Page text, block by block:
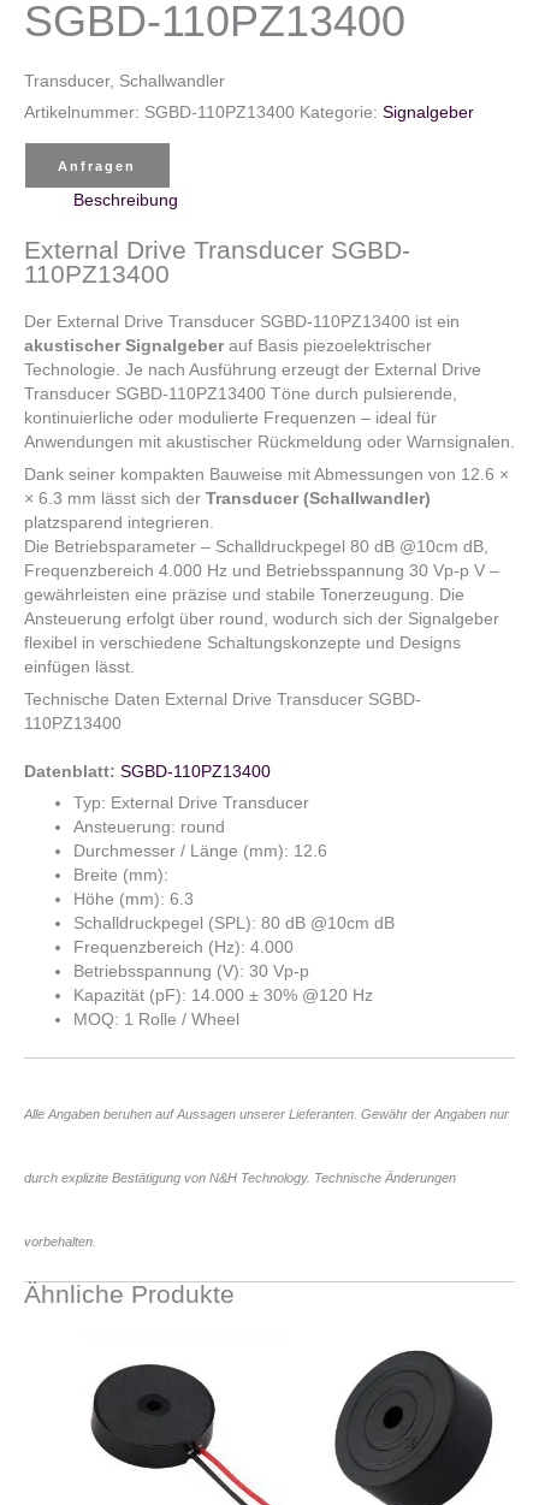
SGBD-110PZ13400
Transducer, Schallwandler
Artikelnummer: SGBD-110PZ13400 Kategorie: Signalgeber
Anfragen
Beschreibung
External Drive Transducer SGBD-
110PZ13400
Der External Drive Transducer SGBD-110PZ13400 ist ein
akustischer Signalgeberauf Basis piezoelektrischer
Technologie. Je nach Ausführung erzeugt der External Drive
Transducer SGBD-110PZ13400 Töne durch pulsierende,
kontinuierliche oder modulierte Frequenzen – ideal für
Anwendungen mit akustischer Rückmeldung oder Warnsignalen.
Dank seiner kompakten Bauweise mit Abmessungen von 12.6 ×
× 6.3 mm lässt sich der Transducer (Schallwandler)
platzsparend integrieren.
Die Betriebsparameter – Schalldruckpegel 80 dB @10cm dB,
Frequenzbereich 4.000 Hz und Betriebsspannung 30 Vp-p V –
gewährleisten eine präzise und stabile Tonerzeugung. Die
Ansteuerung erfolgt über round, wodurch sich der Signalgeber
flexibel in verschiedene Schaltungskonzepte und Designs
einfügen lässt.
Technische Daten External Drive Transducer SGBD-
110PZ13400
Datenblatt: SGBD-110PZ13400
Typ: External Drive Transducer
Ansteuerung: round
Durchmesser / Länge (mm): 12.6
Breite (mm):
Höhe (mm): 6.3
Schalldruckpegel (SPL): 80 dB @10cm dB
Frequenzbereich (Hz): 4.000
Betriebsspannung (V): 30 Vp-p
Kapazität (pF): 14.000 ± 30% @120 Hz
MOQ: 1 Rolle / Wheel
Alle Angaben beruhen auf Aussagen unserer Lieferanten. Gewähr der Angaben nur
durch explizite Bestätigung von N&H Technology. Technische Änderungen
vorbehalten.
Ähnliche Produkte